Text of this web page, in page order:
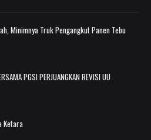
Minimnya Truk Pengangkut Panen Tebu
PGSI PERJUANGKAN REVISI UU
Ketara